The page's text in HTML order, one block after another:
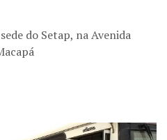
do Setap, na Avenida